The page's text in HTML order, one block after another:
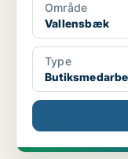
Område
Vallensbæk
Type